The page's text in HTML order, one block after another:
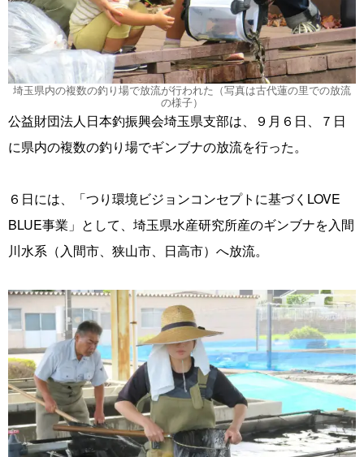
埼玉県内の複数の釣り場で放流が行われた（写真は古代蓮の里での放流
の様子）
公益財団法人日本釣振興会埼玉県支部は、９月６日、７日
に県内の複数の釣り場でギンブナの放流を行った。
６日には、「つり環境ビジョンコンセプトに基づくLOVE
BLUE事業」として、埼玉県水産研究所産のギンブナを入間
川水系（入間市、狭山市、日高市）へ放流。